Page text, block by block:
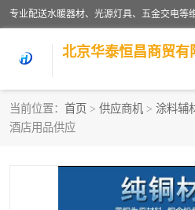
北京华泰恒昌商贸有
当前位置： 首页 > 供应商机 > 涂料辅
酒店用品供应
水暖阀门